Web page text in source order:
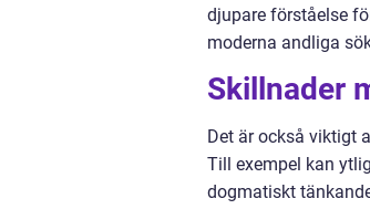
djupare förståelse
moderna andliga
Skillnader
Det är också viktigt
Till exempel kan
dogmatiskt